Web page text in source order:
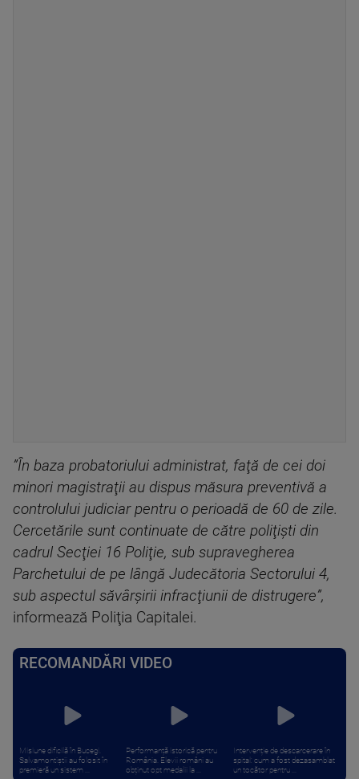
”În baza probatoriului administrat, faţă de cei doi
minori magistraţii au dispus măsura preventivă a
controlului judiciar pentru o perioadă de 60 de zile.
Cercetările sunt continuate de către poliţişti din
cadrul Secţiei 16 Poliţie, sub supravegherea
Parchetului de pe lângă Judecătoria Sectorului 4,
sub aspectul săvârşirii infracţiunii de distrugere”,
informează Poliţia Capitalei.
RECOMANDĂRI VIDEO
Misiune dificilă în Bucegi.
Salvamontiștii au folosit în
premieră un sistem ...
Performanță istorică pentru
România. Elevii români au
obținut opt medalii la ...
Intervenție de descarcerare în
spital: cum a fost dezasamblat
un tocător pentru ...